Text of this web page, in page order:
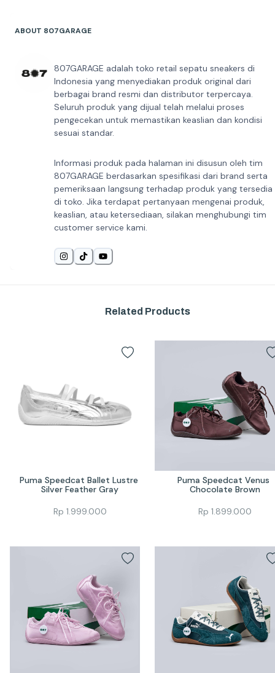
ABOUT 807GARAGE
807GARAGE adalah toko retail sepatu sneakers di
Indonesia yang menyediakan produk original dari
berbagai brand resmi dan distributor terpercaya.
Seluruh produk yang dijual telah melalui proses
pengecekan untuk memastikan keaslian dan kondisi
sesuai standar.
Informasi produk pada halaman ini disusun oleh tim
807GARAGE berdasarkan spesifikasi dari brand serta
pemeriksaan langsung terhadap produk yang tersedia
di toko. Jika terdapat pertanyaan mengenai produk,
keaslian, atau ketersediaan, silakan menghubungi tim
customer service kami.
Related Products
Puma Speedcat Ballet Lustre
Silver Feather Gray
Rp 1.999.000
Puma Speedcat Venus
Chocolate Brown
Rp 1.899.000